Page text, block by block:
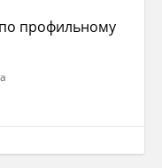
профильному